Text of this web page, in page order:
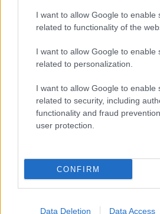
I want to allow Google to enable
related to functionality of the
I want to allow Google to enable
related to personalization.
I want to allow Google to enable
related to security, including
functionality and fraud
user protection.
CONFIRM
Data Deletion Data Access
Ελληνική Αναπτυξιακή Τράπεζα: Με
ανοίγει δρόμο για δάνεια έως 5 δισ.